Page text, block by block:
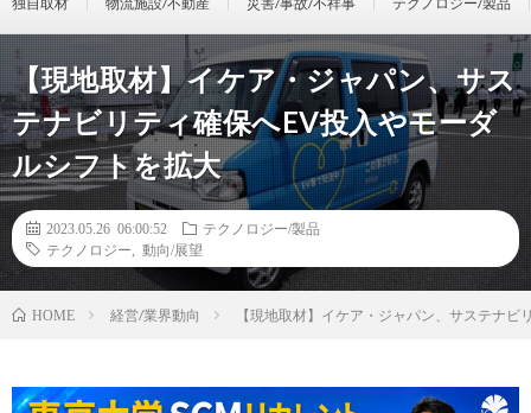
【現地取材】イケア・ジャパン、サス
テナビリティ確保へEV投入やモーダ
ルシフトを拡大
2023.05.26 06:00:52
テクノロジー/製品
テクノロジー
動向/展望
HOME 経営/業界動向 【現地取材】イケア・ジャパン、サステナ